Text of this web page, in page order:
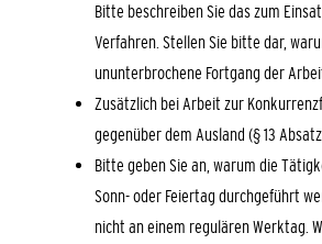
Bitte beschreiben Sie das zum
Verfahren. Stellen Sie bitte dar,
ununterbrochene Fortgang der
Zusätzlich bei Arbeit zur
gegenüber dem Ausland (§ 13 Absatz
Bitte geben Sie an, warum die
Sonn- oder Feiertag durchgeführt
nicht an einem regulären Werktag.